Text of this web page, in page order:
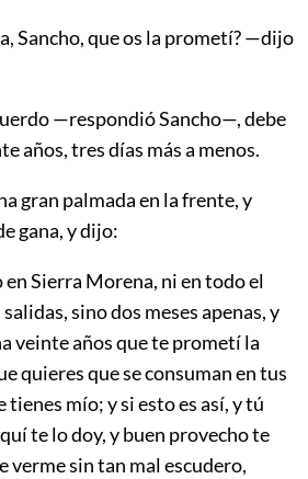
Sancho, que os la prometí? —dijo
—respondió Sancho—, debe
años, tres días más a menos.
gran palmada en la frente, y
gana, y dijo:
Sierra Morena, ni en todo el
sino dos meses apenas, y
veinte años que te prometí la
quieres que se consuman en tus
mío; y si esto es así, y tú
te lo doy, y buen provecho te
verme sin tan mal escudero,